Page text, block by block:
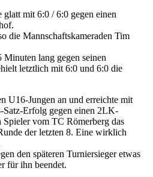
mit 6:0 / 6:0 gegen einen
die Mannschaftskameraden Tim
lang gegen seinen
letztlich mit 6:0 und 6:0 die
U16-Jungen an und erreichte mit
Satz-Erfolg gegen einen 2LK-
Spieler vom TC Römerberg das
der letzten 8. Eine wirklich
den späteren Turniersieger etwas
für ihn beendet.